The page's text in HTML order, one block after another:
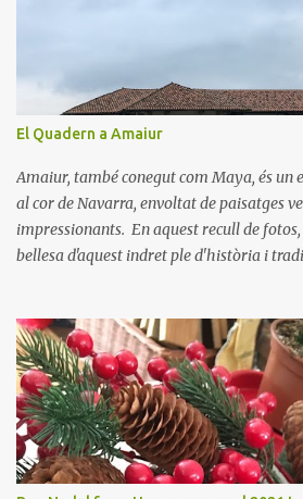
El Quadern a Amaiur
Amaiur, també conegut com Maya, és un
al cor de Navarra, envoltat de paisatges
impressionants. En aquest recull de
bellesa d'aquest indret ple d'història i
cultura navarresa i gaudir de la
conserva el seu encant tradicional. Us
meravellós lloc i a deixar-vos captivar per